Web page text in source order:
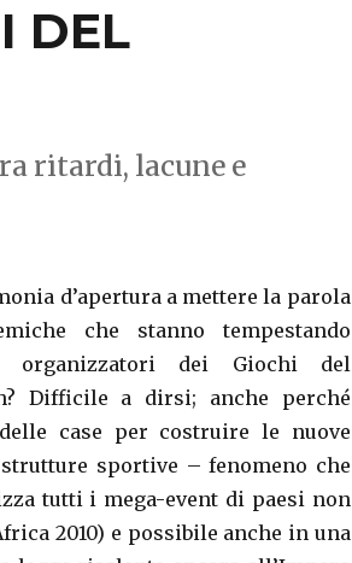
DEL
ritardi, lacune e
d’apertura a mettere la parola
che stanno tempestando
dei Giochi del
Difficile a dirsi; anche perché
case per costruire le nuove
sportive – fenomeno che
tutti i mega-event di paesi non
2010) e possibile anche in una